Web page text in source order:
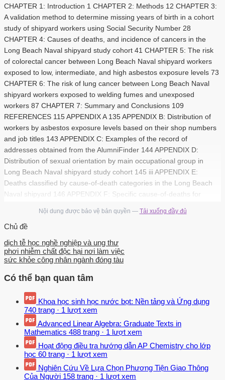
CHAPTER 1: Introduction 1 CHAPTER 2: Methods 12 CHAPTER 3:
A validation method to determine missing years of birth in a cohort
study of shipyard workers using Social Security Number 28
CHAPTER 4: Causes of deaths, and incidence of cancers in the
Long Beach Naval shipyard study cohort 41 CHAPTER 5: The risk
of colorectal cancer between Long Beach Naval shipyard workers
exposed to low, intermediate, and high asbestos exposure levels 73
CHAPTER 6: The risk of lung cancer between Long Beach Naval
shipyard workers exposed to welding fumes and unexposed
workers 87 CHAPTER 7: Summary and Conclusions 109
REFERENCES 115 APPENDIX A 135 APPENDIX B: Distribution of
workers by asbestos exposure levels based on their shop numbers
and job titles 143 APPENDIX C: Examples of the record of
addresses obtained from the AlumniFinder 144 APPENDIX D:
Distribution of sexual orientation by main occupational group in
Long Beach Naval shipyard study cohort 145 iii APPENDIX E:
Deaths classified by cause-of-death categories in the Long Beach
Naval shipyard 146 APPENDIX F: Specific cause-of-deaths for
well as accidents, suicides, and homicides categories 147
APPENDIX G: Deaths classified by cause-of-deaths categories in
the Long Beach Naval shipyard study cohort by asbestos exposure
groups 150 APPENDIX H: Cancer-specific deaths in the LBNS study
cohort 152 APPENDIX I: Cancer-specific deaths in the LBNS study
cohort by asbestos exposure groups 153 APPENDIX J: Primary
cancers in the LBNS study cohort including Office workers and
Administrative personnel 155 APPENDIX K: Site-specific primary
cancers in the LBNS study cohort 156 APPENDIX L: Primary
cancers in the main occupational group, Office workers and
Administrative personnel 157 APPENDIX M: Primary cancers in the
LBNS study cohort by asbestos exposure groups 158 APPENDIX N:
Cancer-specific age-standardized incidence ratio in the male Long
Beach Naval shipyard workers compared to the general population
of California by main occupational group 161 APPENDIX O: Modified
Nội dung được bảo vệ bản quyền — Tải xuống đầy đủ
Chủ đề
dịch tễ học nghề nghiệp và ung thư
phơi nhiễm chất độc hại nơi làm việc
sức khỏe công nhân ngành đóng tàu
Có thể bạn quan tâm
Khoa học sinh học nước bọt: Nền tảng và Ứng dụng
740 trang · 1 lượt xem
Advanced Linear Algebra: Graduate Texts in
Mathematics 488 trang · 1 lượt xem
Hoạt động điều tra hướng dẫn AP Chemistry cho lớp
học 60 trang · 1 lượt xem
Nghiên Cứu Về Lựa Chọn Phương Tiện Giao Thông
Của Người 158 trang · 1 lượt xem